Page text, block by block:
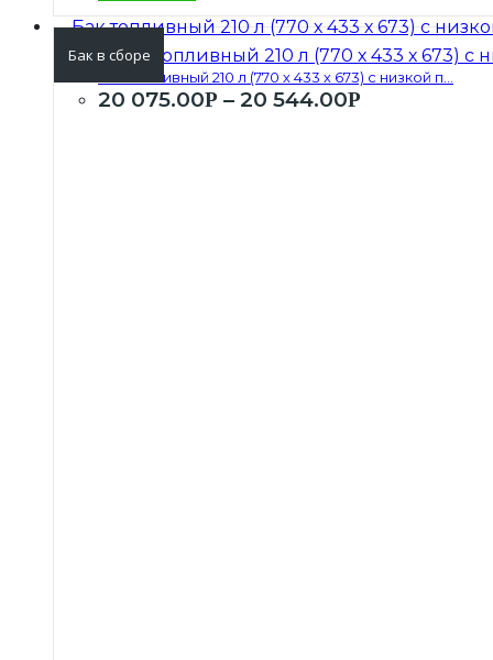
Бак в сборе
Бак топливный 210 л (770 х 433 х 673) с низкой п...
20 075.00Р – 20 544.00Р